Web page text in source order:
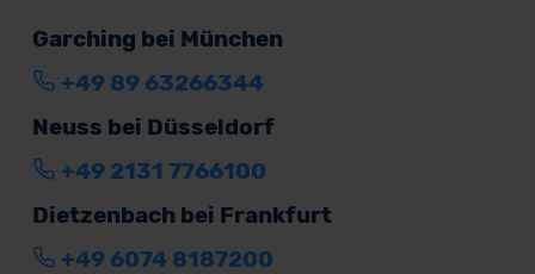
Garching bei München
+49 89 63266344
Neuss bei Düsseldorf
+49 2131 7766100
Dietzenbach bei Frankfurt
+49 6074 8187200